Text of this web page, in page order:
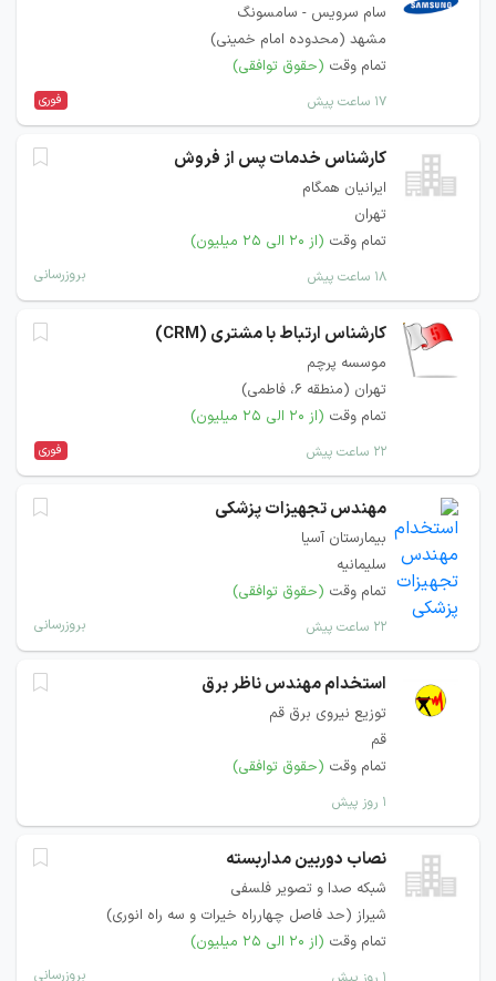
سام سرویس - سامسونگ
مشهد (محدوده امام خمینی)
تمام وقت (حقوق توافقی)
۱۷ ساعت پیش فوری
کارشناس خدمات پس از فروش
ایرانیان همگام
تهران
تمام وقت (از ۲۰ الی ۲۵ میلیون)
۱۸ ساعت پیش بروزرسانی
کارشناس ارتباط با مشتری (CRM)
موسسه پرچم
تهران (منطقه ۶، فاطمی)
تمام وقت (از ۲۰ الی ۲۵ میلیون)
۲۲ ساعت پیش فوری
مهندس تجهیزات پزشکی
بیمارستان آسیا
سلیمانیه
تمام وقت (حقوق توافقی)
۲۲ ساعت پیش بروزرسانی
استخدام مهندس ناظر برق
توزیع نیروی برق قم
قم
تمام وقت (حقوق توافقی)
۱ روز پیش
نصاب دوربین مداربسته
شبکه صدا و تصویر فلسفی
شیراز (حد فاصل چهارراه خیرات و سه راه انوری)
تمام وقت (از ۲۰ الی ۲۵ میلیون)
بروزرسانی